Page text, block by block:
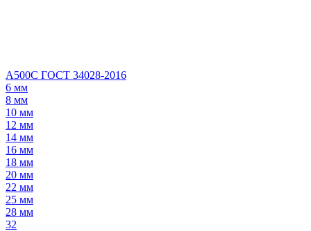
А500С ГОСТ 34028-2016
6 мм
8 мм
10 мм
12 мм
14 мм
16 мм
18 мм
20 мм
22 мм
25 мм
28 мм
32